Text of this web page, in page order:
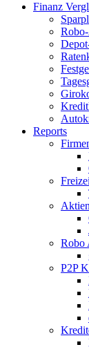
Finanz
Reports
Robo
P2P